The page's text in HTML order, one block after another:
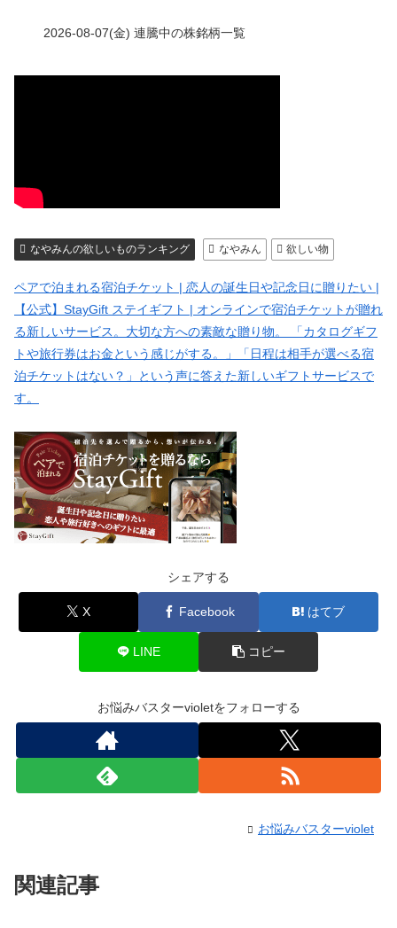
2026-08-07(金) 連騰中の株銘柄一覧
なやみんの欲しいものランキング なやみん 欲しい物
ペアで泊まれる宿泊チケット | 恋人の誕生日や記念日に贈りたい |
【公式】StayGift ステイギフト | オンラインで宿泊チケットが贈れ
る新しいサービス。大切な方への素敵な贈り物。 「カタログギフ
トや旅行券はお金という感じがする。」「日程は相手が選べる宿
泊チケットはない？」という声に答えた新しいギフトサービスで
す。
シェアする
X Facebook はてブ
LINE コピー
お悩みバスターvioletをフォローする
お悩みバスターviolet
関連記事